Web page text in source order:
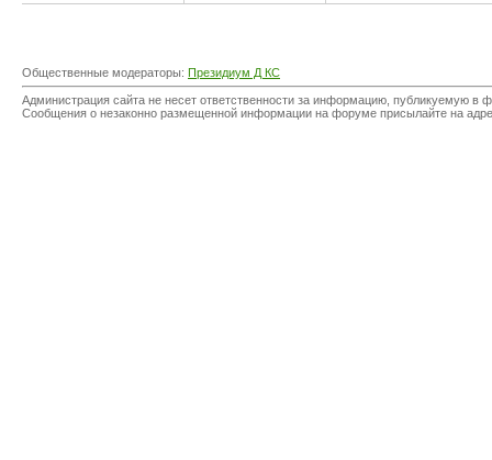
Общественные модераторы: Президиум Д КС
Администрация сайта не несет ответственности за информацию, публикуемую
Сообщения о незаконно размещенной информации на форуме присылайте на